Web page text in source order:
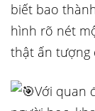
biết bao
hình rõ nét
thật ấn tượng
Với quan